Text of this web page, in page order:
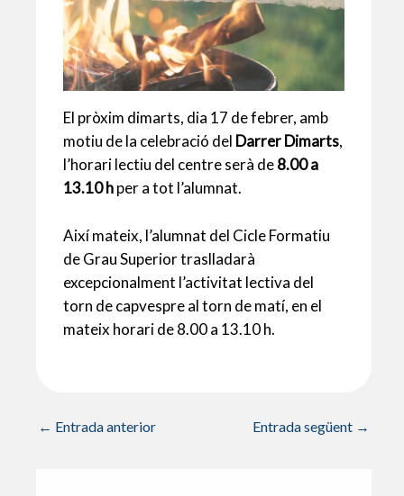
El pròxim dimarts, dia 17 de febrer, amb
motiu de la celebració del Darrer Dimarts,
l’horari lectiu del centre serà de8.00 a
13.10 hper a tot l’alumnat.
Així mateix, l’alumnat del Cicle Formatiu
de Grau Superior traslladarà
excepcionalment l’activitat lectiva del
torn de capvespre al torn de matí, en el
mateix horari de 8.00 a 13.10 h.
← Entrada anterior Entrada següent →